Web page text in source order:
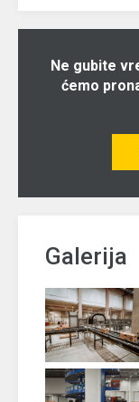
Ne gubite
ćemo
Galerija